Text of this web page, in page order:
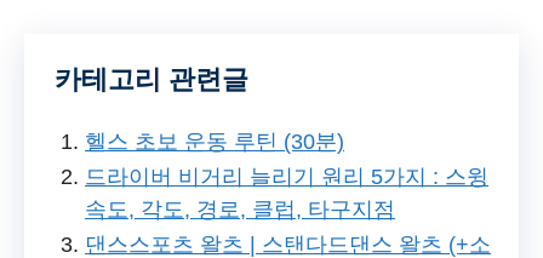
카테고리 관련글
헬스 초보 운동 루틴 (30분)
드라이버 비거리 늘리기 원리 5가지 : 스윙
속도, 각도, 경로, 클럽, 타구지점
댄스스포츠 왈츠 | 스탠다드댄스 왈츠 (+소